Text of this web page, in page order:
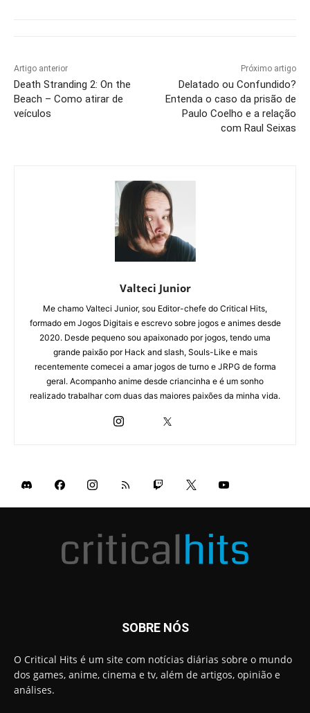
Artigo anterior
Death Stranding 2: On the
Beach – Como atirar de
veículos
Próximo artigo
Delatado ou Confundido?
Entenda o caso da prisão de
Paulo Coelho e a relação
com Raul Seixas
Valteci Junior
Me chamo Valteci Junior, sou Editor-chefe do Critical Hits,
formado em Jogos Digitais e escrevo sobre jogos e animes desde
2020. Desde pequeno sou apaixonado por jogos, tendo uma
grande paixão por Hack and slash, Souls-Like e mais
recentemente comecei a amar jogos de turno e JRPG de forma
geral. Acompanho anime desde criancinha e é um sonho
realizado trabalhar com duas das maiores paixões da minha vida.
SOBRE NÓS
O Critical Hits é um site com notícias diárias sobre o mundo
dos games, anime, cinema e tv, além de artigos, opinião e
análises.